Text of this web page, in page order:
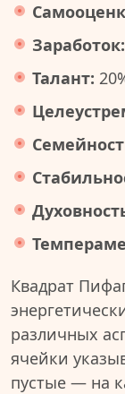
Заработок:
Талант:
Квадрат
различных
ячейки
пустые — на